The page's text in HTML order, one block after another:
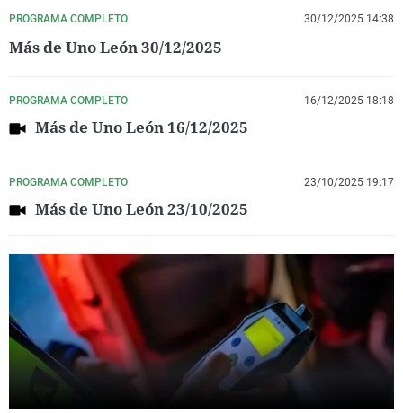
PROGRAMA COMPLETO 30/12/2025 14:38
Más de Uno León 30/12/2025
PROGRAMA COMPLETO 16/12/2025 18:18
Más de Uno León 16/12/2025
PROGRAMA COMPLETO 23/10/2025 19:17
Más de Uno León 23/10/2025